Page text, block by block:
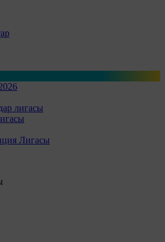
лигасы
Лигасы